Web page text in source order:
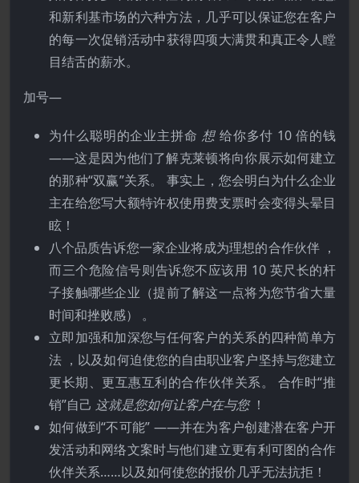
和新利基市场的六种方法，几乎​​可以保证您在客户
的每一次促销活动中获得四项大满贯和真正令人瞠
目结舌的薪水。
加号—
为什么聪明的企业主拼命 想 给你多付 10 倍的钱
——这是因为他们了解克莱顿将向你展示如何建立
的那种“双赢”关系。 事实上，您会明白为什么企业
主在给您写大额特许权使用费支票时会变得头晕目
眩！
八个品质告诉您一家企业将成为理想的合作伙伴 ，
而三个危险信号则告诉您不应该用 10 英尺长的杆
子接触哪些企业（提前了解这一点将为您节省大量
时间和挫败感） 。
立即加强和加深您与任何客户的关系的四种简单方
法 ，以及如何迫使您的自由职业客户坚持与您建立
更长期、更互惠互利的合作伙伴关系。 合作时“推
销”自己 这就是您如何让客户在与您 ！
如何做到“不可能” ——并在为客户创建潜在客户开
发活动和网络文案时与他们建立更有利可图的合作
伙伴关系……以及如何使您的报价几乎无法抗拒！